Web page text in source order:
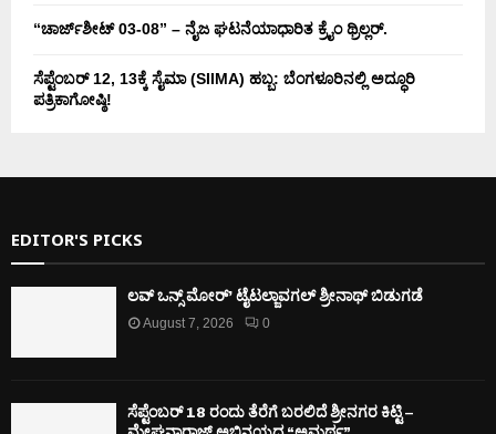
“ಚಾರ್ಜ್‌ಶೀಟ್ 03-08” – ನೈಜ ಘಟನೆಯಾಧಾರಿತ ಕ್ರೈಂ ಥ್ರಿಲ್ಲರ್.
ಸೆಪ್ಟೆಂಬರ್ 12, 13ಕ್ಕೆ ಸೈಮಾ (SIIMA) ಹಬ್ಬ: ಬೆಂಗಳೂರಿನಲ್ಲಿ ಅದ್ಧೂರಿ
ಪತ್ರಿಕಾಗೋಷ್ಠಿ!
EDITOR'S PICKS
ಲವ್ ಒನ್ಸ್ ಮೋರ್’ ಟೈಟಲ್ಜಾವಗಲ್ ಶ್ರೀನಾಥ್ ಬಿಡುಗಡೆ
August 7, 2026 0
ಸೆಪ್ಟೆಂಬರ್ 18 ರಂದು ತೆರೆಗೆ ಬರಲಿದೆ ಶ್ರೀನಗರ ಕಿಟ್ಟಿ –